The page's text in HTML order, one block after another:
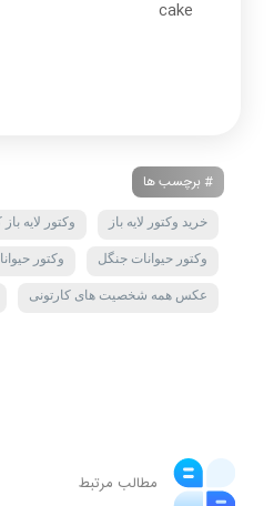
cake
# برچسب ها
خرید وکتور لایه باز وکتور لایه
وکتور حیوانات جنگل وکتور
عکس همه شخصیت های کارتونی
مطالب مرتبط